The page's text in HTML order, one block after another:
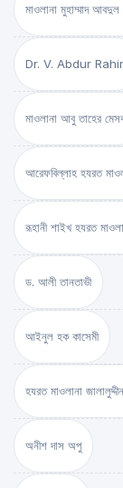
মাওলানা মুহাম্মাদ আবদুল
Dr. V. Abdur
মাওলানা আবু তাহের
আরেফবিল্লাহ হযরত
রূহানী শাইখ হযরত
ড. আলী তানতাভী
আইনুল হক কাসেমী
হযরত মাওলানা
অনীশ দাস অপু